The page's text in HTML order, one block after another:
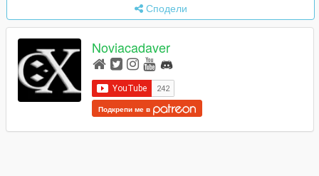
Сподели
Noviacadaver
Подкрепи ме в